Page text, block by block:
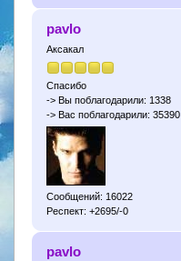
pavlo
Аксакал
Спасибо
-> Вы поблагодарили: 1338
-> Вас поблагодарили: 35390
Сообщений: 16022
Респект: +2695/-0
pavlo